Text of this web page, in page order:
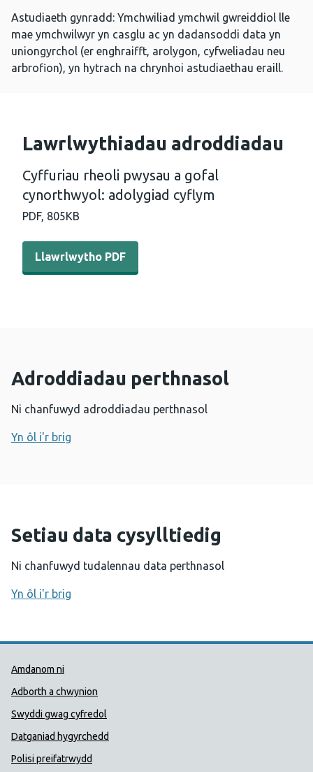
Astudiaeth gynradd: Ymchwiliad ymchwil gwreiddiol lle
mae ymchwilwyr yn casglu ac yn dadansoddi data yn
uniongyrchol (er enghraifft, arolygon, cyfweliadau neu
arbrofion), yn hytrach na chrynhoi astudiaethau eraill.
Lawrlwythiadau adroddiadau
Cyffuriau rheoli pwysau a gofal
cynorthwyol: adolygiad cyflym
PDF, 805KB
Llawrlwytho PDF - Cyffuriau rheoli pwysau a gofal
Llawrlwytho PDF
Adroddiadau perthnasol
Ni chanfuwyd adroddiadau perthnasol
Yn ôl i'r brig
Setiau data cysylltiedig
Ni chanfuwyd tudalennau data perthnasol
Yn ôl i'r brig
Dolenni Cymorth Iechyd
Amdanom ni
Adborth a chwynion
Swyddi gwag cyfredol
Datganiad hygyrchedd
Polisi preifatrwydd